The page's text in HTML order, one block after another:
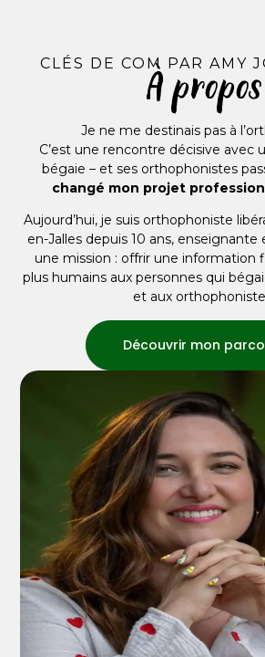
CLÉS DE COM PAR AMY
À propos
Je ne me destinais pas à
C’est une rencontre décisive avec
bégaie – et ses orthophonistes
changé mon projet
Aujourd’hui, je suis orthophoniste
en-Jalles depuis 10 ans,
une mission : offrir une information
plus humains aux personnes qui
et aux
Découvrir mon